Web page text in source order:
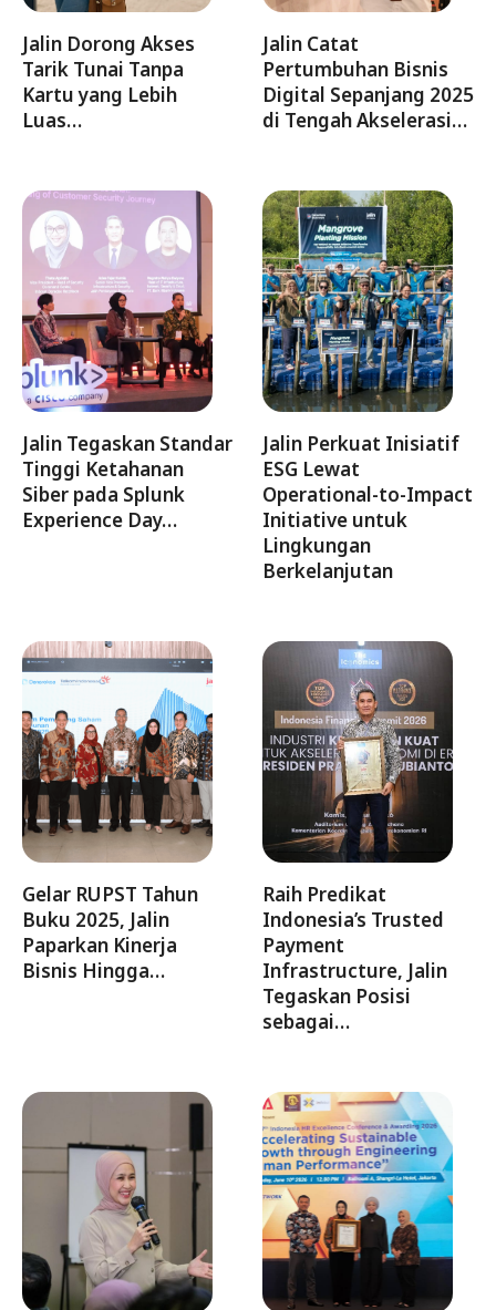
Jalin Dorong Akses
Tarik Tunai Tanpa
Kartu yang Lebih
Luas…
Jalin Catat
Pertumbuhan Bisnis
Digital Sepanjang 2025
di Tengah Akselerasi…
Jalin Tegaskan Standar
Tinggi Ketahanan
Siber pada Splunk
Experience Day…
Jalin Perkuat Inisiatif
ESG Lewat
Operational-to-Impact
Initiative untuk
Lingkungan
Berkelanjutan
Gelar RUPST Tahun
Buku 2025, Jalin
Paparkan Kinerja
Bisnis Hingga…
Raih Predikat
Indonesia’s Trusted
Payment
Infrastructure, Jalin
Tegaskan Posisi
sebagai…